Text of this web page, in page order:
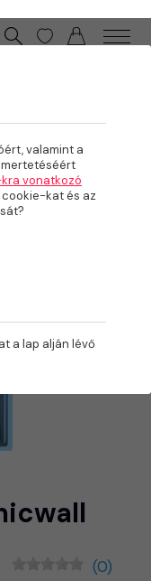
(0)
valamint a
vonatkozó
cookie-kat és az
a lap alján lévő